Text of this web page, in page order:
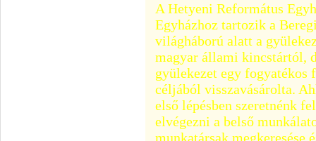
A Hetyeni Református
Egyházhoz tartozik a
világháború alatt a
magyar állami kincstártól,
gyülekezet egy fogyatékos
céljából visszavásárolta.
első lépésben szeretnénk
elvégezni a belső
munkatársak megkeresése